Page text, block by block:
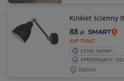
Kinkiet ścienny
KUP TERAZ
88zł
STAN: NOWY
SPRZEDAJĄCY:
Dębica